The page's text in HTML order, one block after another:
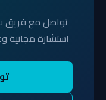
تواصل مع فريق
استشارة مجانية